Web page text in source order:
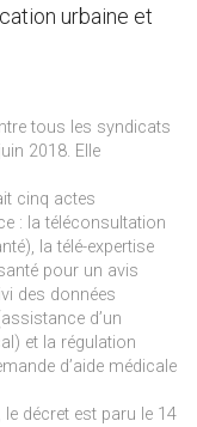
urbaine et
tous les syndicats
2018. Elle
cinq actes
: la téléconsultation
la télé-expertise
pour un avis
des données
d’un
et la régulation
d’aide médicale
le décret est paru le 14